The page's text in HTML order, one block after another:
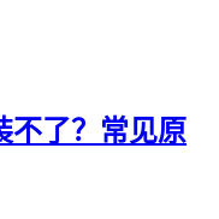
不了？常见原